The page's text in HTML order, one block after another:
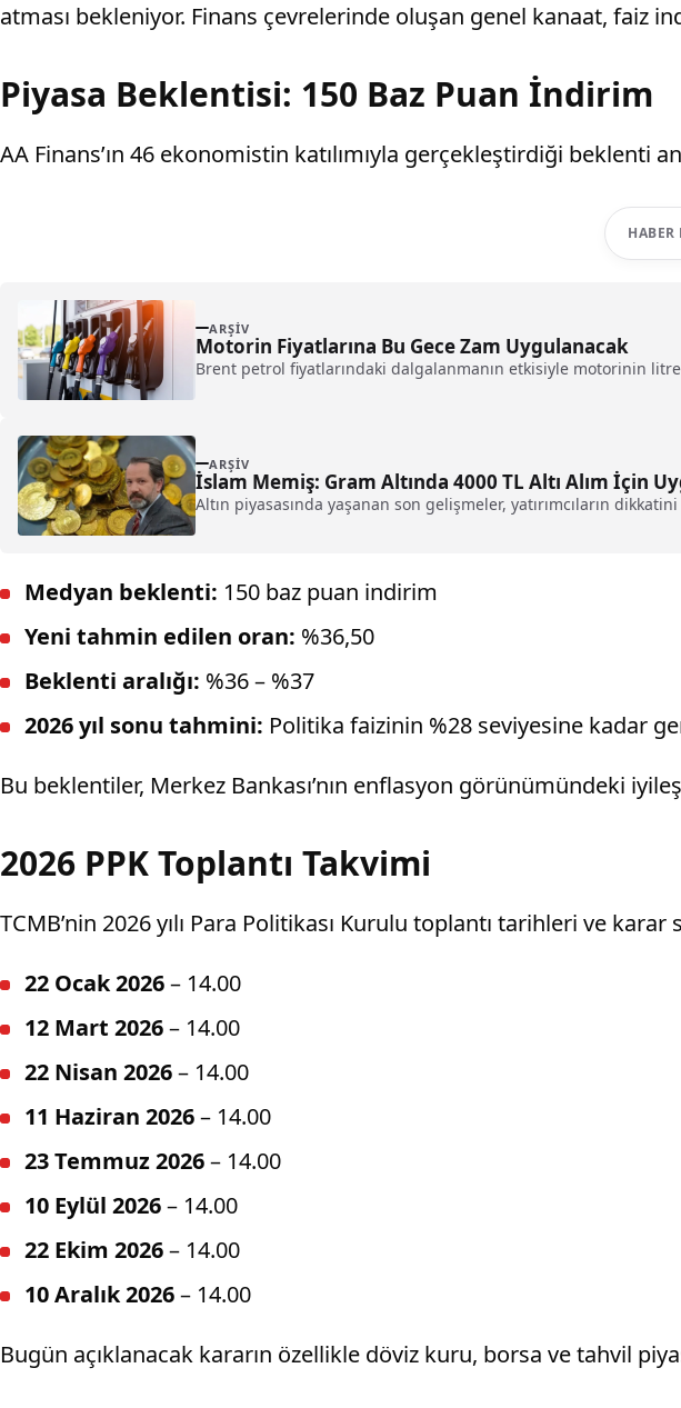
atması bekleniyor. Finans çevrelerinde oluşan genel kanaat, faiz
Piyasa Beklentisi: 150 Baz Puan İndirim
AA Finans’ın 46 ekonomistin katılımıyla gerçekleştirdiği beklenti
HABER
ARŞIV
Motorin Fiyatlarına Bu Gece Zam Uygulanacak
Brent petrol fiyatlarındaki dalgalanmanın etkisiyle motorinin
ARŞIV
İslam Memiş: Gram Altında 4000 TL Altı Alım İçin
Altın piyasasında yaşanan son gelişmeler, yatırımcıların
Medyan beklenti: 150 baz puan indirim
Yeni tahmin edilen oran: %36,50
Beklenti aralığı: %36 – %37
2026 yıl sonu tahmini: Politika faizinin %28 seviyesine kadar
Bu beklentiler, Merkez Bankası’nın enflasyon görünümündeki
2026 PPK Toplantı Takvimi
TCMB’nin 2026 yılı Para Politikası Kurulu toplantı tarihleri ve
22 Ocak 2026– 14.00
12 Mart 2026– 14.00
22 Nisan 2026– 14.00
11 Haziran 2026– 14.00
23 Temmuz 2026– 14.00
10 Eylül 2026– 14.00
22 Ekim 2026– 14.00
10 Aralık 2026– 14.00
Bugün açıklanacak kararın özellikle döviz kuru, borsa ve tahvil